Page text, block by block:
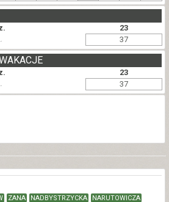
23
37
23
37
ZANA NADBYSTRZYCKA
NARUTOWICZA